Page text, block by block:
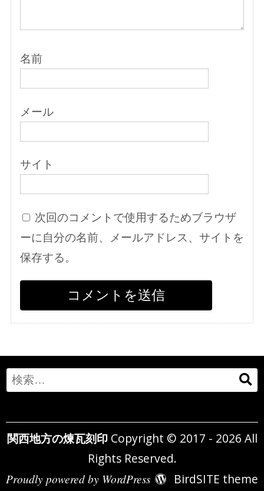
名前
メール
サイト
次回のコメントで使用するためブラウザ
ーに自分の名前、メールアドレス、サイトを
保存する。
Search
for:
関西地方の煉瓦刻印 Copyright © 2017 - 2026 All
Rights Reserved.
Proudly powered by WordPress BirdSITE theme